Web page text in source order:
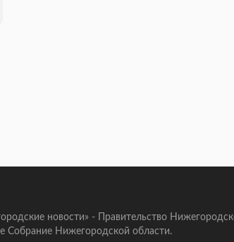
новости» - Правительство
Собрание Нижегородской области.